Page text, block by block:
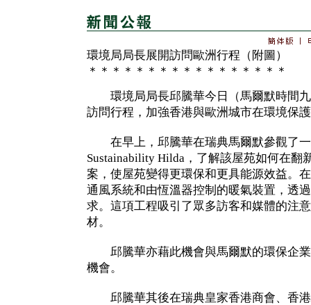
環境局局長展開訪問歐洲行程（附圖）
＊＊＊＊＊＊＊＊＊＊＊＊＊＊＊＊＊
環境局局長邱騰華今日（馬爾默時間九
訪問行程，加強香港與歐洲城市在環境保
在早上，邱騰華在瑞典馬爾默參觀了一
Sustainability Hilda，了解該屋苑如何在翻
案，使屋苑變得更環保和更具能源效益。
通風系統和由恆溫器控制的暖氣裝置，透
求。這項工程吸引了眾多訪客和媒體的注
材。
邱騰華亦藉此機會與馬爾默的環保企業
機會。
邱騰華其後在瑞典皇家香港商會、香港